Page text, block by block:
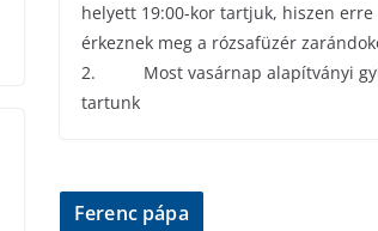
helyett 19:00-kor tartjuk, hiszen erre
érkeznek meg a rózsafüzér
2. Most vasárnap alapítványi
tartunk
Ferenc pápa